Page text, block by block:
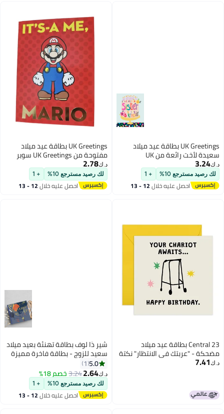
UK Greetings بطاقة عيد ميلاد
سعيدة لأخت رائعة من UK
Greetings
د.ك‏3.24
لك رصيد مسترجع 10% + 1
احصل عليه خلال 12 - 13
UK Greetings بطاقة عيد ميلاد
مفتوحة من UK Greetings سوبر
ماريو إنه أنا ماريو
د.ك‏2.78
لك رصيد مسترجع 10% + 1
احصل عليه خلال 12 - 13
Central 23 بطاقة عيد ميلاد
مضحكة - "عربتك في الانتظار" نكتة
إطار زيمر - بطاقة فكاهية عن
60's 70's
د.ك‏7.41
شير ذا لوف بطاقة تهنئة بعيد ميلاد
سعيد للزوج - بطاقة فاخرة مميزة
بتصميم أنيق، هدية رومانسية
وصادقة لعيد ميلاد الزوج
والمناسبات الخاصة
5.0
1
د.ك‏2.64
3.24خصم 18%
لك رصيد مسترجع 10% + 1
احصل عليه خلال 12 - 13